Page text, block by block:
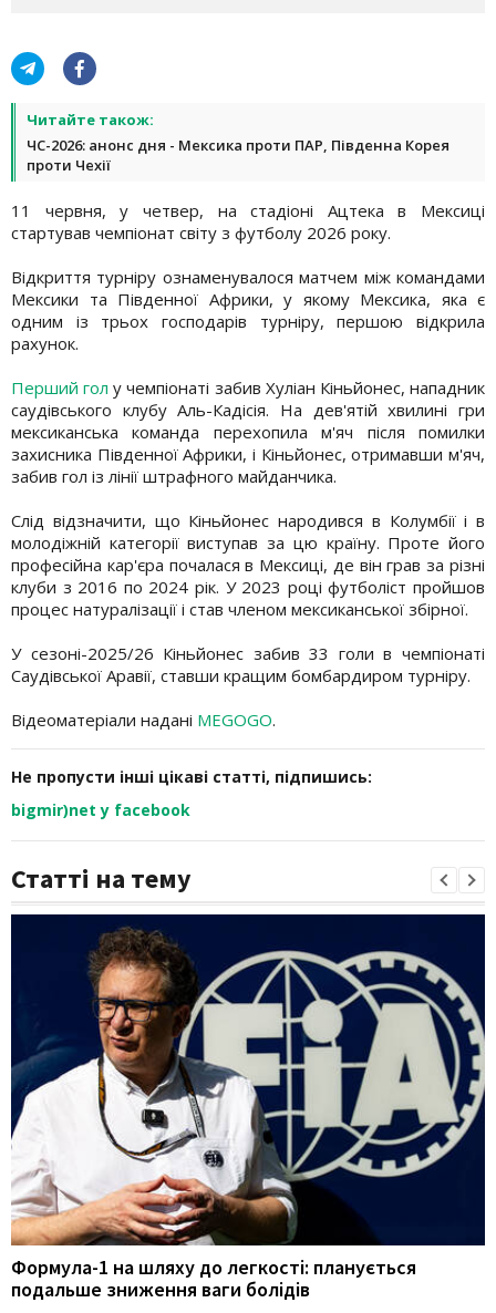
Читайте також:
ЧС-2026: анонс дня - Мексика проти ПАР, Південна Корея
проти Чехії
11 червня, у четвер, на стадіоні Ацтека в Мексиці
стартував чемпіонат світу з футболу 2026 року.
Відкриття турніру ознаменувалося матчем між командами
Мексики та Південної Африки, у якому Мексика, яка є
одним із трьох господарів турніру, першою відкрила
рахунок.
Перший гол у чемпіонаті забив Хуліан Кіньйонес, нападник
саудівського клубу Аль-Кадісія. На дев'ятій хвилині гри
мексиканська команда перехопила м'яч після помилки
захисника Південної Африки, і Кіньйонес, отримавши м'яч,
забив гол із лінії штрафного майданчика.
Слід відзначити, що Кіньйонес народився в Колумбії і в
молодіжній категорії виступав за цю країну. Проте його
професійна кар'єра почалася в Мексиці, де він грав за різні
клуби з 2016 по 2024 рік. У 2023 році футболіст пройшов
процес натуралізації і став членом мексиканської збірної.
У сезоні-2025/26 Кіньйонес забив 33 голи в чемпіонаті
Саудівської Аравії, ставши кращим бомбардиром турніру.
Відеоматеріали надані MEGOGO.
Не пропусти інші цікаві статті, підпишись:
bigmir)net у facebook
Статті на тему
Формула-1 на шляху до легкості: планується
подальше зниження ваги болідів